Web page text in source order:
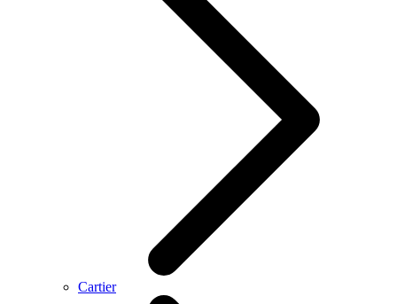
Cartier